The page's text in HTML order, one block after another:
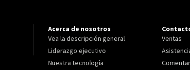
Acerca de nosotros
Vea la descripción general
Liderazgo ejecutivo
Nuestra tecnología
Ventas